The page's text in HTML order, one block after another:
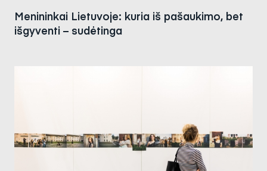
Menininkai Lietuvoje: kuria iš pašaukimo, bet
išgyventi – sudėtinga